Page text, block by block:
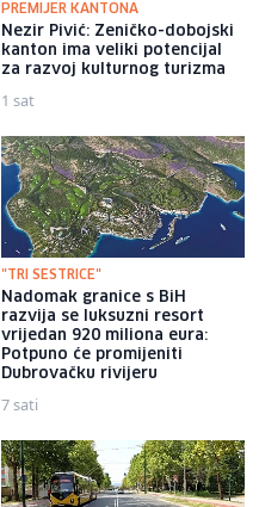
PREMIJER KANTONA
Nezir Pivić: Zeničko-dobojski
kanton ima veliki potencijal
za razvoj kulturnog turizma
1 sat
"TRI SESTRICE"
Nadomak granice s BiH
razvija se luksuzni resort
vrijedan 920 miliona eura:
Potpuno će promijeniti
Dubrovačku rivijeru
7 sati